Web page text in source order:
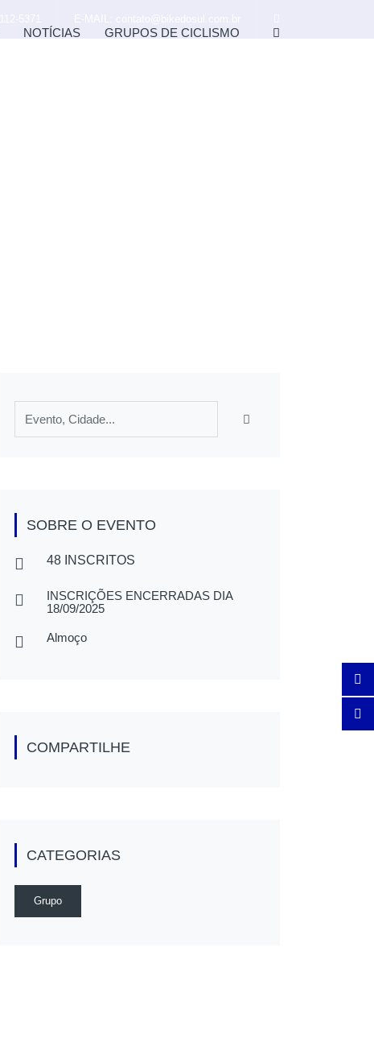
NOTÍCIAS GRUPOS DE CICLISMO
SOBRE O EVENTO
48 INSCRITOS
INSCRIÇÕES ENCERRADAS DIA
18/09/2025
Almoço
COMPARTILHE
CATEGORIAS
Grupo